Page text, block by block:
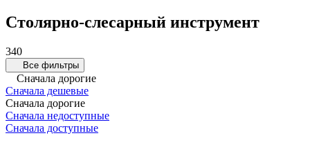
Столярно-слесарный инструмент
340
Все фильтры
Сначала дорогие
Сначала дешевые
Сначала дорогие
Сначала недоступные
Сначала доступные